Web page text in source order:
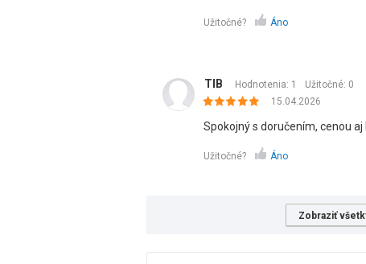
Užitočné? Áno
TIB Hodnotenia: 1 Užitočné: 0
15.04.2026
Spokojný s doručením, cenou aj
Užitočné? Áno
Zobraziť